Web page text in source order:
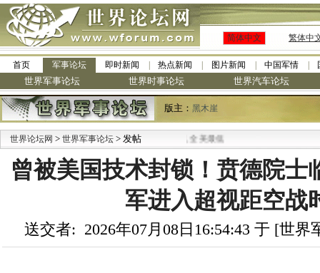
简体中文 繁体中
首页 军事论坛 即时新闻 热点新闻 图片新闻 中国军情
世界军事论坛 世界时事论坛 世界汽车论坛
版主： 黑木崖
世界论坛网 > 世界军事论坛 > 发帖
曾被美国技术封锁！贲德院士
军进入超视距空战
送交者: 2026年07月08日16:54:43 于 [世